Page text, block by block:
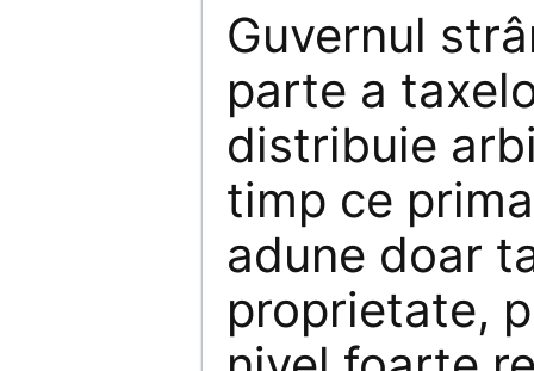
Guvernul
parte a
distribuie
timp ce
adune doar
proprietate,